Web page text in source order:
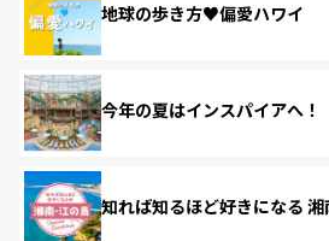
地球の歩き方♥偏愛ハワイ
今年の夏はインスパイアへ！
知れば知るほど好きになる